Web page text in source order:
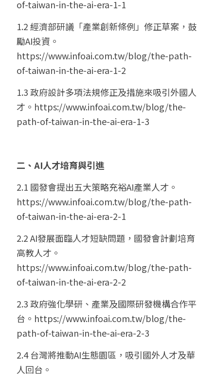
of-taiwan-in-the-ai-era-1-1
1.2 經濟部研議「產業創新條例」修正草案，鼓
勵AI投資。
https://www.infoai.com.tw/blog/the-path-
of-taiwan-in-the-ai-era-1-2
1.3 政府設計多項法規修正及措施來吸引外國人
才。https://www.infoai.com.tw/blog/the-
path-of-taiwan-in-the-ai-era-1-3
二、AI人才培育與引進
2.1 國發會提出五大策略充裕AI產業人才。
https://www.infoai.com.tw/blog/the-path-
of-taiwan-in-the-ai-era-2-1
2.2 AI發展面臨人才短缺問題，國發會計劃培育
高教人才。
https://www.infoai.com.tw/blog/the-path-
of-taiwan-in-the-ai-era-2-2
2.3 政府強化學研、產業及國際研發機構合作平
台。 https://www.infoai.com.tw/blog/the-
path-of-taiwan-in-the-ai-era-2-3
2.4 台灣將推動AI生態園區，吸引國外人才及華
人回台。